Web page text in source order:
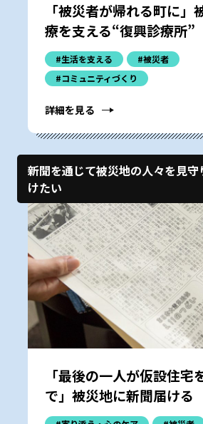
「被災者が帰れる町に」
療を支える“復興診療所”
#生活を支える
#被災者
#コミュニティづくり
詳細を見る
新聞を通じて被災地の人々を見守
けたい
「最後の一人が仮設住宅
で」被災地に新聞届ける